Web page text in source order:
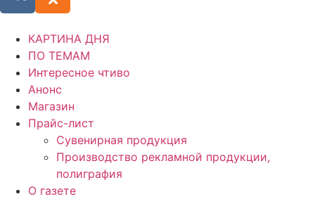
КАРТИНА ДНЯ
ПО ТЕМАМ
Интересное чтиво
Анонс
Магазин
Прайс-лист
Сувенирная продукция
Производство рекламной продукции,
полиграфия
О газете